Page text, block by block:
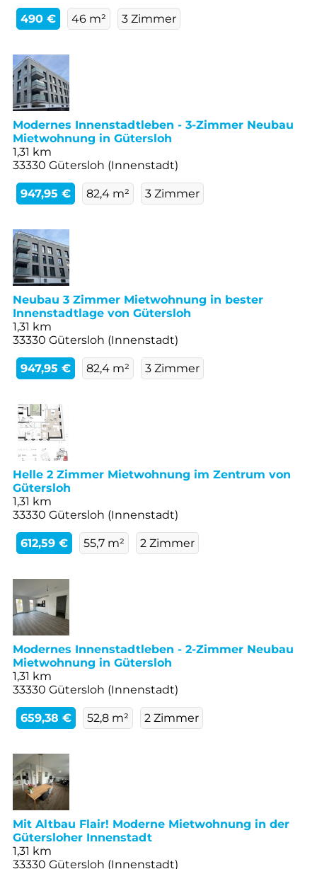
490 € 46 m² 3 Zimmer
Modernes Innenstadtleben - 3-Zimmer Neubau
Mietwohnung in Gütersloh
1,31 km
33330 Gütersloh (Innenstadt)
947,95 € 82,4 m² 3 Zimmer
Neubau 3 Zimmer Mietwohnung in bester
Innenstadtlage von Gütersloh
1,31 km
33330 Gütersloh (Innenstadt)
947,95 € 82,4 m² 3 Zimmer
Helle 2 Zimmer Mietwohnung im Zentrum von
Gütersloh
1,31 km
33330 Gütersloh (Innenstadt)
612,59 € 55,7 m² 2 Zimmer
Modernes Innenstadtleben - 2-Zimmer Neubau
Mietwohnung in Gütersloh
1,31 km
33330 Gütersloh (Innenstadt)
659,38 € 52,8 m² 2 Zimmer
Mit Altbau Flair! Moderne Mietwohnung in der
Gütersloher Innenstadt
1,31 km
33330 Gütersloh (Innenstadt)